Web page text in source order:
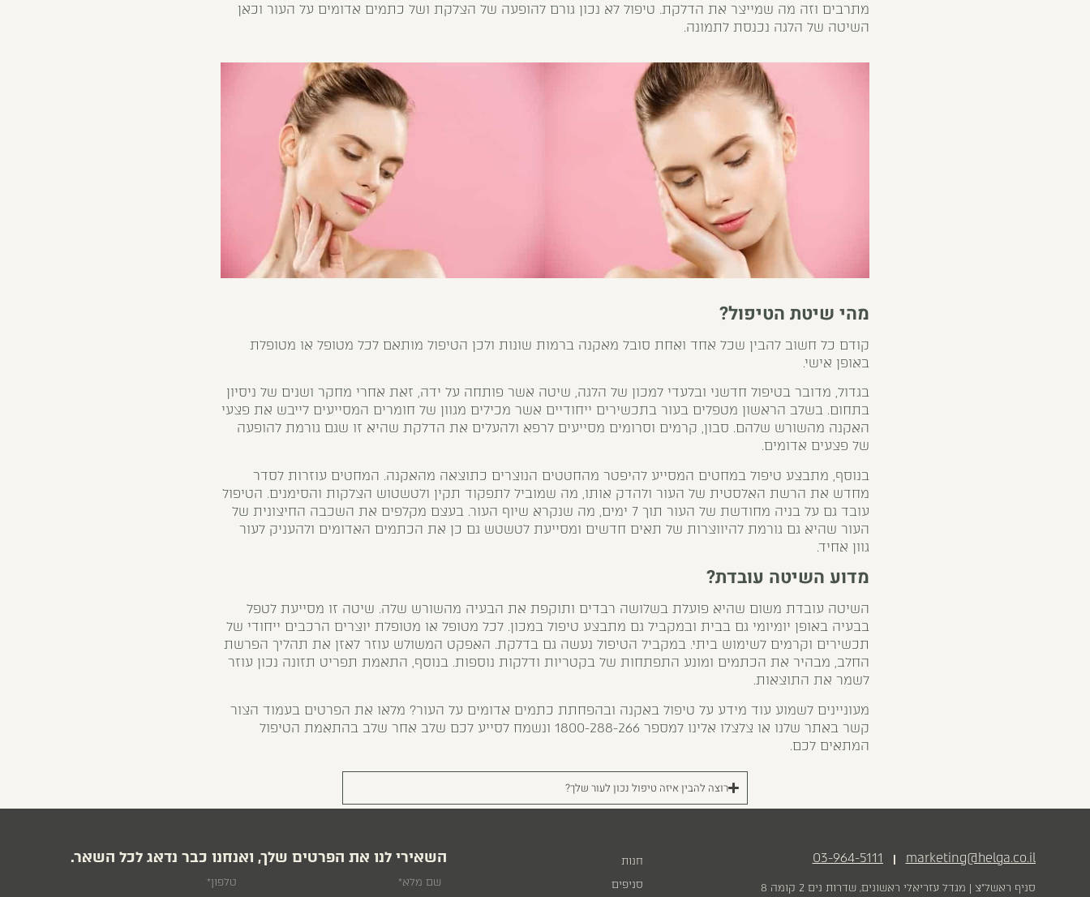
מתרבים וזה מה שמייצר את הדלקת. טיפול לא נכון גורם להופעה של הצלקת ושל כתמים אדומים על העור וכאן
השיטה של הלגה נכנסת לתמונה.
מהי שיטת הטיפול?
קודם כל חשוב להבין שכל אחד ואחת סובל מאקנה ברמות שונות ולכן הטיפול מותאם לכל מטופל או מטופלת
באופן אישי.
בגדול, מדובר בטיפול חדשני ובלעדי למכון של הלגה, שיטה אשר פותחה על ידה, זאת אחרי מחקר ושנים של ניסיון
בתחום. בשלב הראשון מטפלים בעור בתכשירים ייחודיים אשר מכילים מגוון של חומרים המסייעים לייבש את פצעי
האקנה מהשורש שלהם. סבון, קרמים וסרומים מסייעים לרפא ולהעלים את הדלקת שהיא זו שגם גורמת להופעה
של פצעים אדומים.
בנוסף, מתבצע טיפול במחטים המסייע להיפטר מהחטטים הנוצרים כתוצאה מהאקנה. המחטים עוזרות לסדר
מחדש את הרשת האלסטית של העור ולהדק אותו, מה שמוביל לתפקוד תקין ולטשטוש הצלקות והסימנים. הטיפול
עובד גם על בניה מחודשת של העור תוך 7 ימים, מה שנקרא שיוף העור. בעצם מקלפים את השכבה החיצונית של
העור שהיא גם גורמת להיווצרות של תאים חדשים ומסייעת לטשטש גם כן את הכתמים האדומים ולהעניק לעור
גוון אחיד.
מדוע השיטה עובדת?
השיטה עובדת משום שהיא פועלת בשלושה רבדים ותוקפת את הבעיה מהשורש שלה. שיטה זו מסייעת לטפל
בבעיה באופן יומיומי גם בבית ובמקביל גם מתבצע טיפול במכון. לכל מטופל או מטופלת יוצרים הרכבים ייחודי של
תכשירים וקרמים לשימוש ביתי. במקביל הטיפול נעשה גם בדלקת. האפקט המשולש עוזר לאזן את תהליך הפרשת
החלב, מבהיר את הכתמים ומונע התפתחות של בקטריות ודלקות נוספות. בנוסף, התאמת תפריט תזונה נכון עוזר
לשמר את התוצאות.
מעוניינים לשמוע עוד מידע על טיפול באקנה ובהפחתת כתמים אדומים על העור? מלאו את הפרטים בעמוד הצור
קשר באתר שלנו או צלצלו אלינו למספר 1800-288-266 ונשמח לסייע לכם שלב אחר שלב בהתאמת הטיפול
המתאים לכם.
רוצה להבין איזה טיפול נכון לעור שלך?
03-964-5111 | marketing@helga.co.il
סניף ראשל״צ | מגדל עזריאלי ראשונים, שדרות נים 2 קומה 8
חנות
סניפים
השאירי לנו את הפרטים שלך, ואנחנו כבר נדאג לכל השאר.